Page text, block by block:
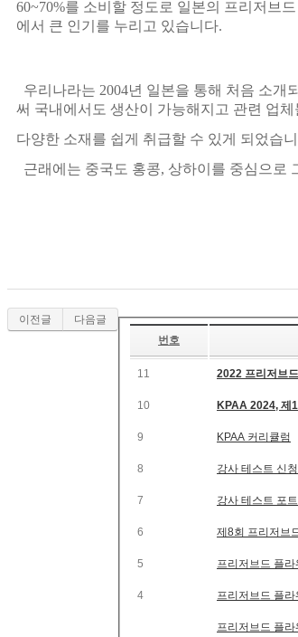
60~70%를 소비할 정도로 일본의 프리저브
에서 큰 인기를 누리고 있습니다.
우리나라는 2004년 일본을 통해 처음 소개
써 국내에서도 생산이 가능해지고 관련 업
다양한 소재를 쉽게 취급할 수 있게 되었습
근래에는 중국도 홍콩, 상하이를 중심으로
이전글
다음글
번호
11 2022 프리저브
10
9 KPAA 커리큘럼
8 강사 테스트 신
7 강사 테스트 포
6 제8회 프리저브
5 프리저브드 플라
4 프리저브드 플
프리저브드 플